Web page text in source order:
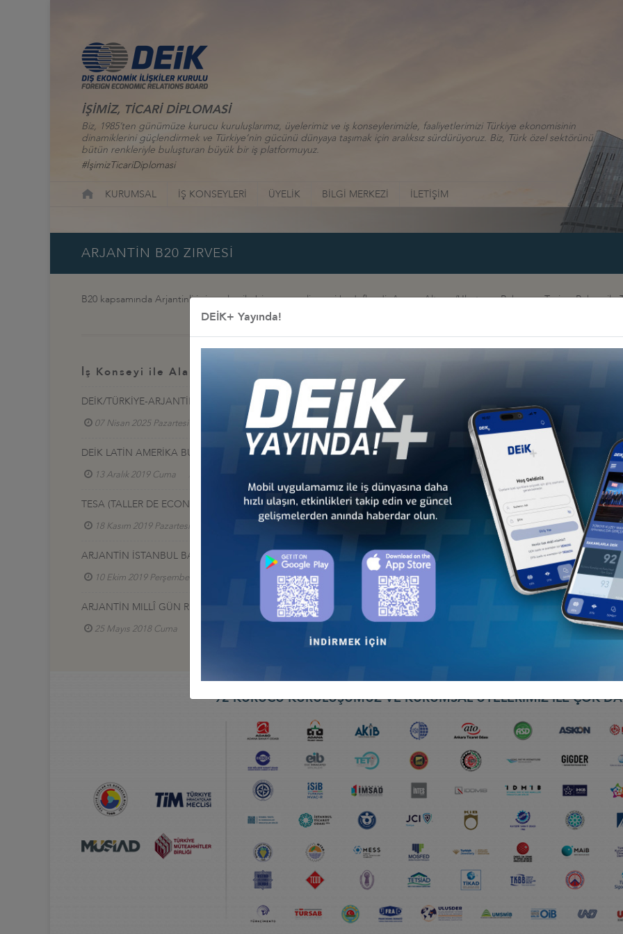
İŞİMİZ, TİCARİ DİPLOMASİ
Biz, 1985’ten günümüze kurucu kuruluşlarımız, üyelerimiz ve iş konseylerimizle, faaliyetlerimizi Türkiye ekonomisinin
dinamiklerini güçlendirmek ve Türkiye’nin gücünü dünyaya taşımak için aralıksız sürdürüyoruz. Biz, Türk özel sektörünü
bütün renkleriyle buluşturan büyük bir iş platformuyuz.
#İşimizTicariDiplomasi
KURUMSAL İŞ KONSEYLERİ ÜYELİK BİLGİ MERKEZİ İLETİŞİM
ARJANTİN B20 ZIRVESİ
B20 kapsamında Arjantinli iş insanları ile bir araya gelinmesi hedeflendi. Ayrıca, Altyapı/Ulaştırma Bakanı ve Turizm Bakanı
İş Konseyi ile Alakalı Diğer Etkinlikler
DEİK/TÜRKİYE-ARJANTİN İŞ KONSEYİ ÖZEL SEKTÖR HEYET ZİYARETİ, 21-24 MAYIS 2025, BUENOS AİRES
07 Nisan 2025 Pazartesi Türkiye - Arjantin İş Konseyi
DEİK LATİN AMERİKA BULUŞMASI
13 Aralık 2019 Cuma
TESA (TALLER DE ECONOMIA SUSTENABLE AMBIENTAL) VAKFI ILE TOPLANTI
18 Kasım 2019 Pazartesi Türkiye - Arjantin İş Konseyi
ARJANTİN İSTANBUL BAŞKONSOLOSLUĞU RESEPSİYONU
10 Ekim 2019 Perşembe Türkiye - Arjantin İş Konseyi
ARJANTİN MILLÎ GÜN RESEPSİYONU
25 Mayıs 2018 Cuma
92 KURUCU KURULUŞUMUZ VE KURUMSAL ÜYELERİMİZ İLE ÇOK
DEİK+ Yayında!